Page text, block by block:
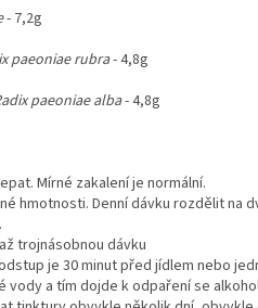
- 7,2g
paeoniae rubra- 4,8g
paeoniae alba- 4,8g
Mírné zakalení je normální.
hmotnosti. Denní dávku rozdělit na
trojnásobnou dávku
je 30 minut před jídlem nebo
a tím dojde k odpaření se